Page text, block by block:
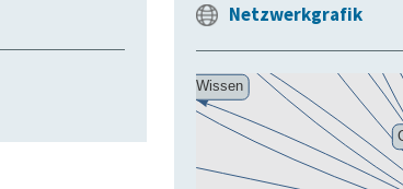
Netzwerkgrafik